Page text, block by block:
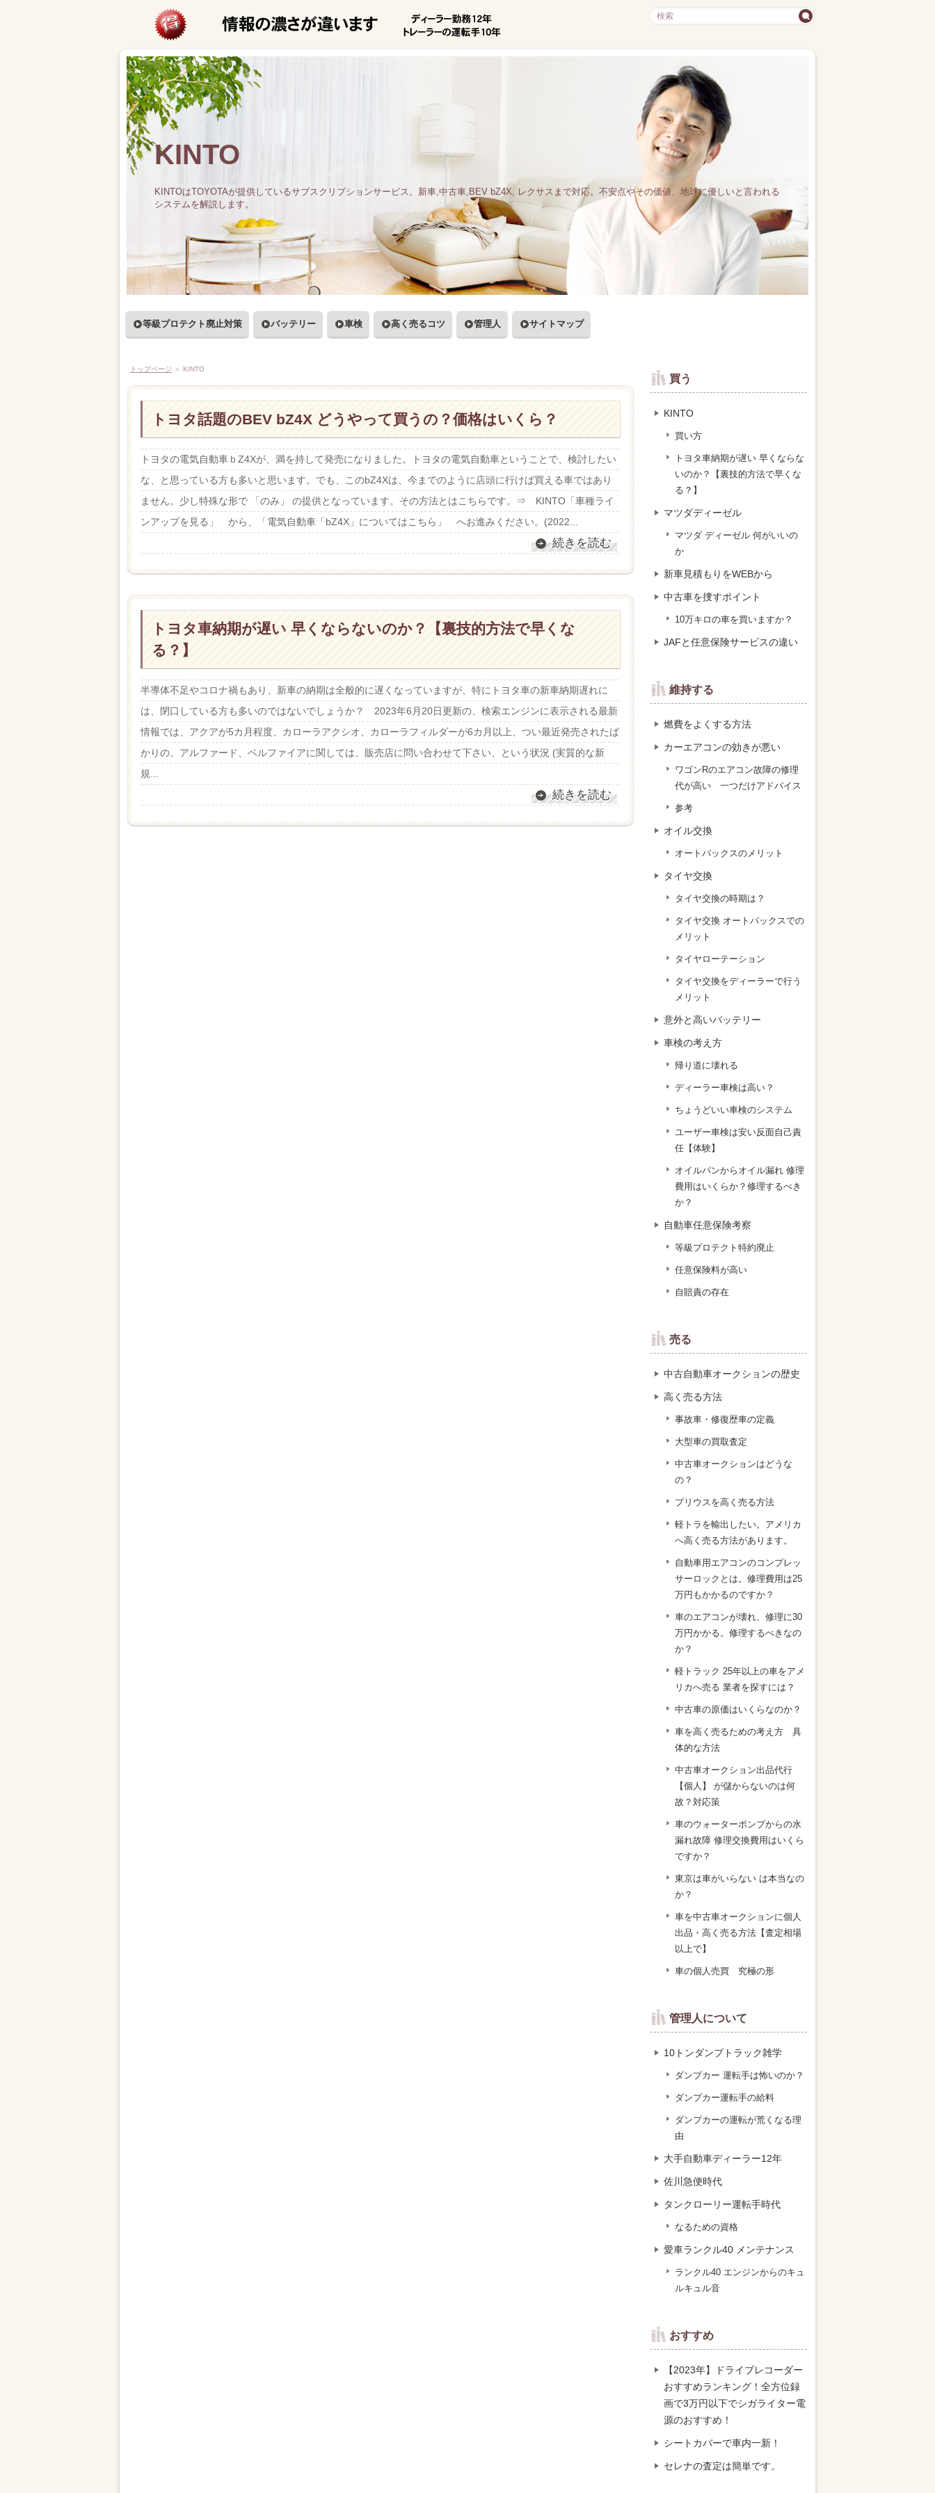
KINTO
KINTOはTOYOTAが提供しているサブスクリプションサービス。新車,中古車,BEV bZ4X, レクサスまで対応。不安点やその価値、地球に優しいと言われる
システムを解説します。
等級プロテクト廃止対策 バッテリー 車検 高く売るコツ 管理人 サイトマップ
トップページ ＞ KINTO
トヨタ話題のBEV bZ4X どうやって買うの？価格はいくら？
トヨタの電気自動車ｂZ4Xが、満を持して発売になりました。トヨタの電気自動車ということで、検討したい
な、と思っている方も多いと思います。でも、このbZ4Xは、今までのように店頭に行けば買える車ではあり
ません。少し特殊な形で 「のみ」 の提供となっています。その方法とはこちらです。⇒ KINTO「車種ライ
ンアップを見る」 から、「電気自動車「bZ4X」についてはこちら」 へお進みください。(2022...
続きを読む
トヨタ車納期が遅い 早くならないのか？【裏技的方法で早くな
る？】
半導体不足やコロナ禍もあり、新車の納期は全般的に遅くなっていますが、特にトヨタ車の新車納期遅れに
は、閉口している方も多いのではないでしょうか？ 2023年6月20日更新の、検索エンジンに表示される最新
情報では、アクアが5カ月程度、カローラアクシオ、カローラフィルダーが6カ月以上、つい最近発売されたば
かりの、アルファード、ベルファイアに関しては、販売店に問い合わせて下さい、という状況 (実質的な新
規...
続きを読む
買う
KINTO
買い方
トヨタ車納期が遅い 早くならな
いのか？【裏技的方法で早くな
る？】
マツダディーゼル
マツダ ディーゼル 何がいいの
か
新車見積もりをWEBから
中古車を捜すポイント
10万キロの車を買いますか？
JAFと任意保険サービスの違い
維持する
燃費をよくする方法
カーエアコンの効きが悪い
ワゴンRのエアコン故障の修理
代が高い 一つだけアドバイス
参考
オイル交換
オートバックスのメリット
タイヤ交換
タイヤ交換の時期は？
タイヤ交換 オートバックスでの
メリット
タイヤローテーション
タイヤ交換をディーラーで行う
メリット
意外と高いバッテリー
車検の考え方
帰り道に壊れる
ディーラー車検は高い？
ちょうどいい車検のシステム
ユーザー車検は安い反面自己責
任【体験】
オイルパンからオイル漏れ 修理
費用はいくらか？修理するべき
か？
自動車任意保険考察
等級プロテクト特約廃止
任意保険料が高い
自賠責の存在
売る
中古自動車オークションの歴史
高く売る方法
事故車・修復歴車の定義
大型車の買取査定
中古車オークションはどうな
の？
プリウスを高く売る方法
軽トラを輸出したい。アメリカ
へ高く売る方法があります。
自動車用エアコンのコンプレッ
サーロックとは。修理費用は25
万円もかかるのですか？
車のエアコンが壊れ、修理に30
万円かかる。修理するべきなの
か？
軽トラック 25年以上の車をアメ
リカへ売る 業者を探すには？
中古車の原価はいくらなのか？
車を高く売るための考え方 具
体的な方法
中古車オークション出品代行
【個人】 が儲からないのは何
故？対応策
車のウォーターポンプからの水
漏れ故障 修理交換費用はいくら
ですか？
東京は車がいらない は本当なの
か？
車を中古車オークションに個人
出品・高く売る方法【査定相場
以上で】
車の個人売買 究極の形
管理人について
10トンダンプトラック雑学
ダンプカー 運転手は怖いのか？
ダンプカー運転手の給料
ダンプカーの運転が荒くなる理
由
大手自動車ディーラー12年
佐川急便時代
タンクローリー運転手時代
なるための資格
愛車ランクル40 メンテナンス
ランクル40 エンジンからのキュ
ルキュル音
おすすめ
【2023年】ドライブレコーダー
おすすめランキング！全方位録
画で3万円以下でシガライター電
源のおすすめ！
シートカバーで車内一新！
セレナの査定は簡単です。